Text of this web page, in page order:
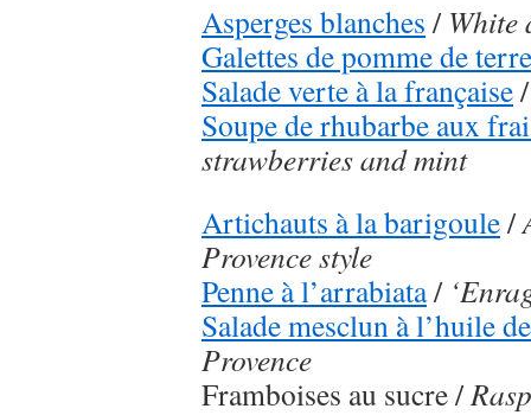
Asperges blanches / White
Galettes de pomme de terre
Salade verte à la française
Soupe de rhubarbe aux
strawberries and mint
Artichauts à la barigoule/
Provence style
Penne à l’arrabiata/
Salade mesclun à l’huile
Provence
Framboises au sucre /